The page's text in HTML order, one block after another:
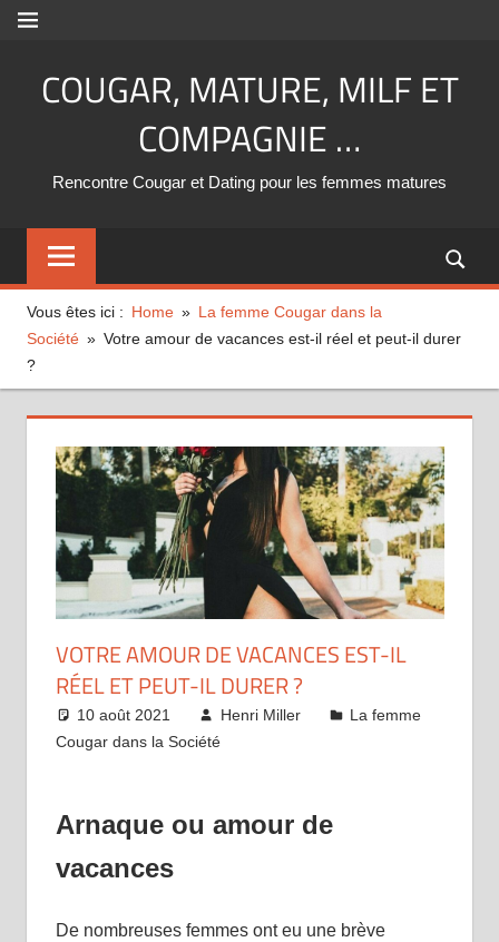
Aller
contenu
MENU
COUGAR, MATURE, MILF ET
COMPAGNIE …
Rencontre Cougar et Dating pour les femmes matures
Vous êtes ici : Home
La femme Cougar dans la
Société
Votre amour de vacances est-il réel et peut-il durer
?
VOTRE AMOUR DE VACANCES EST-IL
RÉEL ET PEUT-IL DURER ?
10 août 2021 Henri Miller
La femme
Cougar dans la Société
Arnaque ou amour de
vacances
De nombreuses femmes ont eu une brève